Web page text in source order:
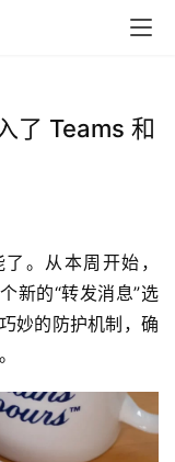
了 Teams 和
。从本周开始，
新的“转发消息”选
妙的防护机制，确